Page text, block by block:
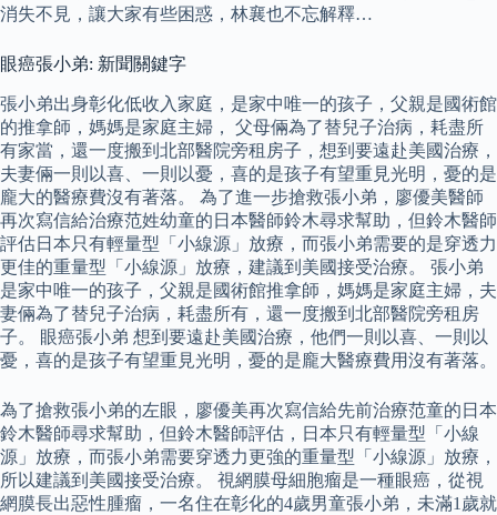
消失不見，讓大家有些困惑，林襄也不忘解釋…
眼癌張小弟: 新聞關鍵字
張小弟出身彰化低收入家庭，是家中唯一的孩子，父親是國術館
的推拿師，媽媽是家庭主婦， 父母倆為了替兒子治病，耗盡所
有家當，還一度搬到北部醫院旁租房子，想到要遠赴美國治療，
夫妻倆一則以喜、一則以憂，喜的是孩子有望重見光明，憂的是
龐大的醫療費沒有著落。 為了進一步搶救張小弟，廖優美醫師
再次寫信給治療范姓幼童的日本醫師鈴木尋求幫助，但鈴木醫師
評估日本只有輕量型「小線源」放療，而張小弟需要的是穿透力
更佳的重量型「小線源」放療，建議到美國接受治療。 張小弟
是家中唯一的孩子，父親是國術館推拿師，媽媽是家庭主婦，夫
妻倆為了替兒子治病，耗盡所有，還一度搬到北部醫院旁租房
子。 眼癌張小弟 想到要遠赴美國治療，他們一則以喜、一則以
憂，喜的是孩子有望重見光明，憂的是龐大醫療費用沒有著落。
為了搶救張小弟的左眼，廖優美再次寫信給先前治療范童的日本
鈴木醫師尋求幫助，但鈴木醫師評估，日本只有輕量型「小線
源」放療，而張小弟需要穿透力更強的重量型「小線源」放療，
所以建議到美國接受治療。 視網膜母細胞瘤是一種眼癌，從視
網膜長出惡性腫瘤，一名住在彰化的4歲男童張小弟，未滿1歲就